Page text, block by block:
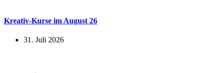
Kreativ-Kurse im August 26
31. Juli 2026